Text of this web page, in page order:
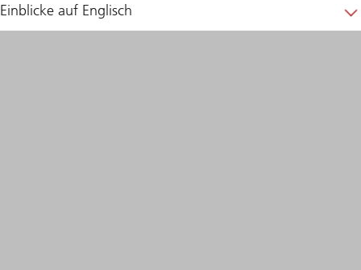
Einblicke auf Englisch